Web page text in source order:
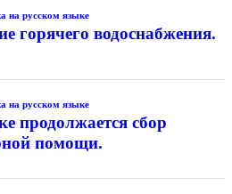
на русском языке
горячего водоснабжения.
на русском языке
продолжается сбор
помощи.